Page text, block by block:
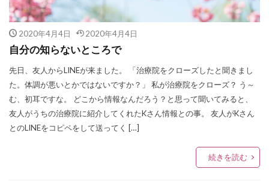
2020年4月4日 2020年4月4日
自分の知らないところで
先日、友人からLINEが来ました。 「治療院をクローズしたと聞きまし
た。体調が悪いとかではないですか？」 私が治療院をクローズ？ う～
む、初耳ですな。 どこから情報なんだろう？と思って聞いてみると、
友人がうちの治療院に紹介してくれたKさん情報との事。 友人がKさん
とのLINEをコピペをして送ってく […]
続きを読む